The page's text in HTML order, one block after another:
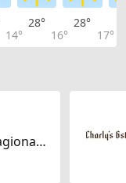
14°
28°
16°
28°
17°
Francese, Svizzera, Stagionale, Internazionale, Regionale, Senza glutine, Senza lattosio